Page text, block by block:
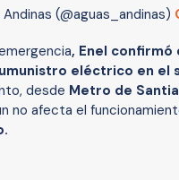
(@aguas_andinas)
, Enel confirmó
eléctrico en el
desde Metro de
no afecta el